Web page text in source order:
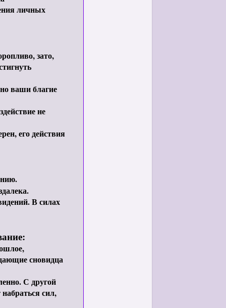
личных
зато,
ваши благие
не
его действия
В силах
сновидца
С другой
сил,